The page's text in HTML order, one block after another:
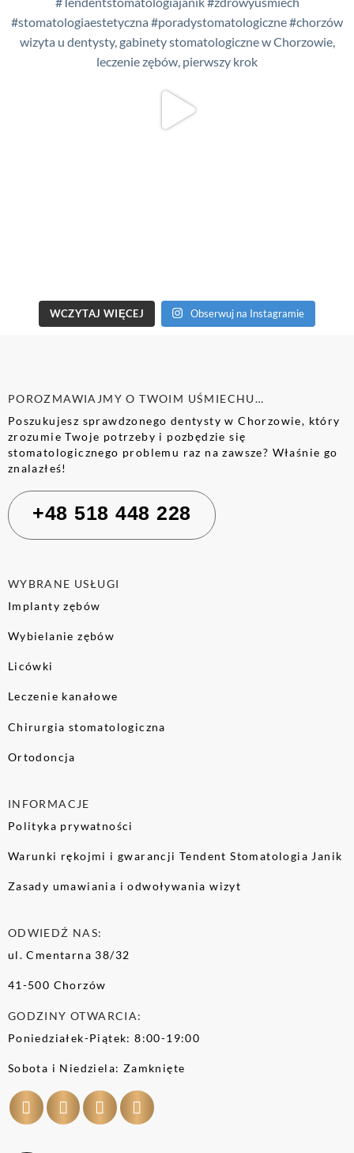
WCZYTAJ WIĘCEJ Obserwuj na Instagramie
POROZMAWIAJMY O TWOIM UŚMIECHU…
Poszukujesz sprawdzonego dentysty w Chorzowie, który
zrozumie Twoje potrzeby i pozbędzie się
stomatologicznego problemu raz na zawsze? Właśnie go
znalazłeś!
+48 518 448 228
WYBRANE USŁUGI
Implanty zębów
Wybielanie zębów
Licówki
Leczenie kanałowe
Chirurgia stomatologiczna
Ortodoncja
INFORMACJE
Polityka prywatności
Warunki rękojmi i gwarancji Tendent Stomatologia Janik
Zasady umawiania i odwoływania wizyt
ODWIEDŹ NAS:
ul. Cmentarna 38/32
41-500 Chorzów
GODZINY OTWARCIA:
Poniedziałek-Piątek: 8:00-19:00
Sobota i Niedziela: Zamknięte